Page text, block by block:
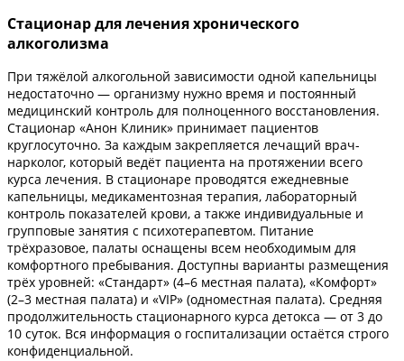
Стационар для лечения хронического
алкоголизма
При тяжёлой алкогольной зависимости одной капельницы
недостаточно — организму нужно время и постоянный
медицинский контроль для полноценного восстановления.
Стационар «Анон Клиник» принимает пациентов
круглосуточно. За каждым закрепляется лечащий врач-
нарколог, который ведёт пациента на протяжении всего
курса лечения. В стационаре проводятся ежедневные
капельницы, медикаментозная терапия, лабораторный
контроль показателей крови, а также индивидуальные и
групповые занятия с психотерапевтом. Питание
трёхразовое, палаты оснащены всем необходимым для
комфортного пребывания. Доступны варианты размещения
трёх уровней: «Стандарт» (4–6 местная палата), «Комфорт»
(2–3 местная палата) и «VIP» (одноместная палата). Средняя
продолжительность стационарного курса детокса — от 3 до
10 суток. Вся информация о госпитализации остаётся строго
конфиденциальной.